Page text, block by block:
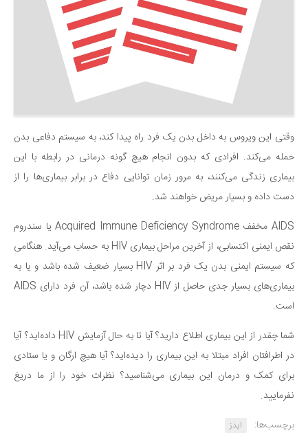
وقتی این ویروس به داخل بدن یک فرد راه پیدا کند، به سیستم دفاعی بدن
حمله می‌کند. افرادی که بدون انجام هیچ گونه درمانی در رابطه با این
بیماری زندگی می‌کنند، به مرور زمان توانایی دفاع در برابر بیماری‌ها را از
دست داده و بسیار مریض خواهند شد.
AIDS مخفف Acquired Immune Deficiency Syndrome یا سندروم
نقص ایمنی اکتسابی، از آخرین مراحل بیماری HIV به حساب می‌آید. هنگامی
که سیستم ایمنی بدن یک فرد بر اثر HIV بسیار ضعیف شده باشد و یا به
بیماری‌های بسیار جدی حاصل از HIV دچار شده باشد، آن فرد دارای AIDS
است.
شما چقدر از این بیماری اطلاع دارید؟ آیا تا به حال آزمایش HIV داده‌اید؟ آیا
در اطرافتان افراد مبتلا به این بیماری را دیده‌اید؟ آیا هیچ ارگان و یا ستادی
برای کمک و درمان این بیماری می‌شناسید؟ نظرات خود را از ما دریغ
نفرمایید.
برچسب‌ها:
ایدز